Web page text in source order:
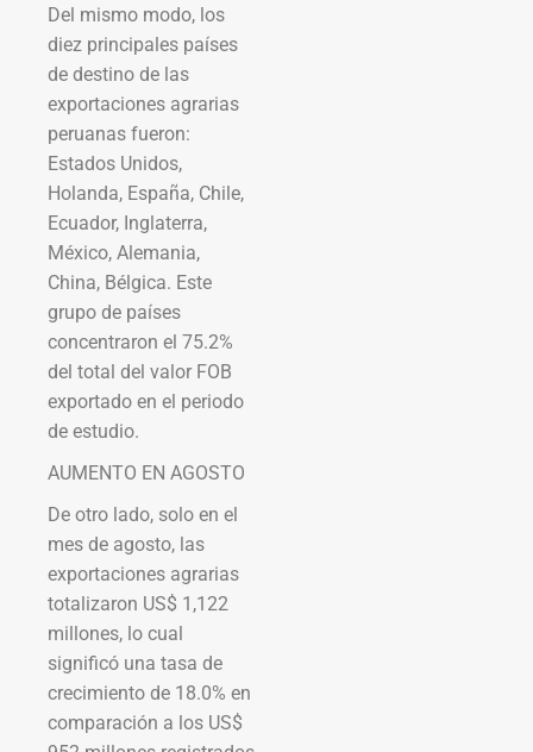
Del mismo modo, los
diez principales países
de destino de las
exportaciones agrarias
peruanas fueron:
Estados Unidos,
Holanda, España, Chile,
Ecuador, Inglaterra,
México, Alemania,
China, Bélgica. Este
grupo de países
concentraron el 75.2%
del total del valor FOB
exportado en el periodo
de estudio.
AUMENTO EN AGOSTO
De otro lado, solo en el
mes de agosto, las
exportaciones agrarias
totalizaron US$ 1,122
millones, lo cual
significó una tasa de
crecimiento de 18.0% en
comparación a los US$